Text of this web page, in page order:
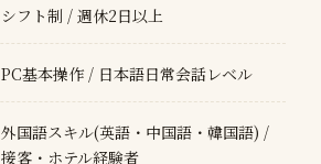
シフト制 / 週休2日以上
PC基本操作 / 日本語日常会話レベル
外国語スキル(英語・中国語・韓国語) /
接客・ホテル経験者